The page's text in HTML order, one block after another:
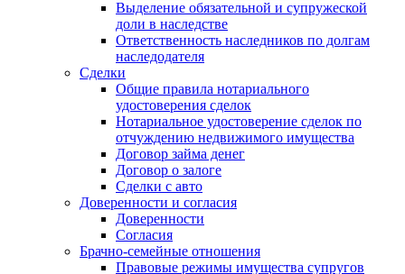
Выделение обязательной и супружеской
доли в наследстве
Ответственность наследников по долгам
наследодателя
Сделки
Общие правила нотариального
удостоверения сделок
Нотариальное удостоверение сделок по
отчуждению недвижимого имущества
Договор займа денег
Договор о залоге
Сделки с авто
Доверенности и согласия
Доверенности
Согласия
Брачно-семейные отношения
Правовые режимы имущества супругов